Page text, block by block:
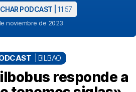
PODCAST | 11:57
noviembre de 2023
BILBAO
responde a